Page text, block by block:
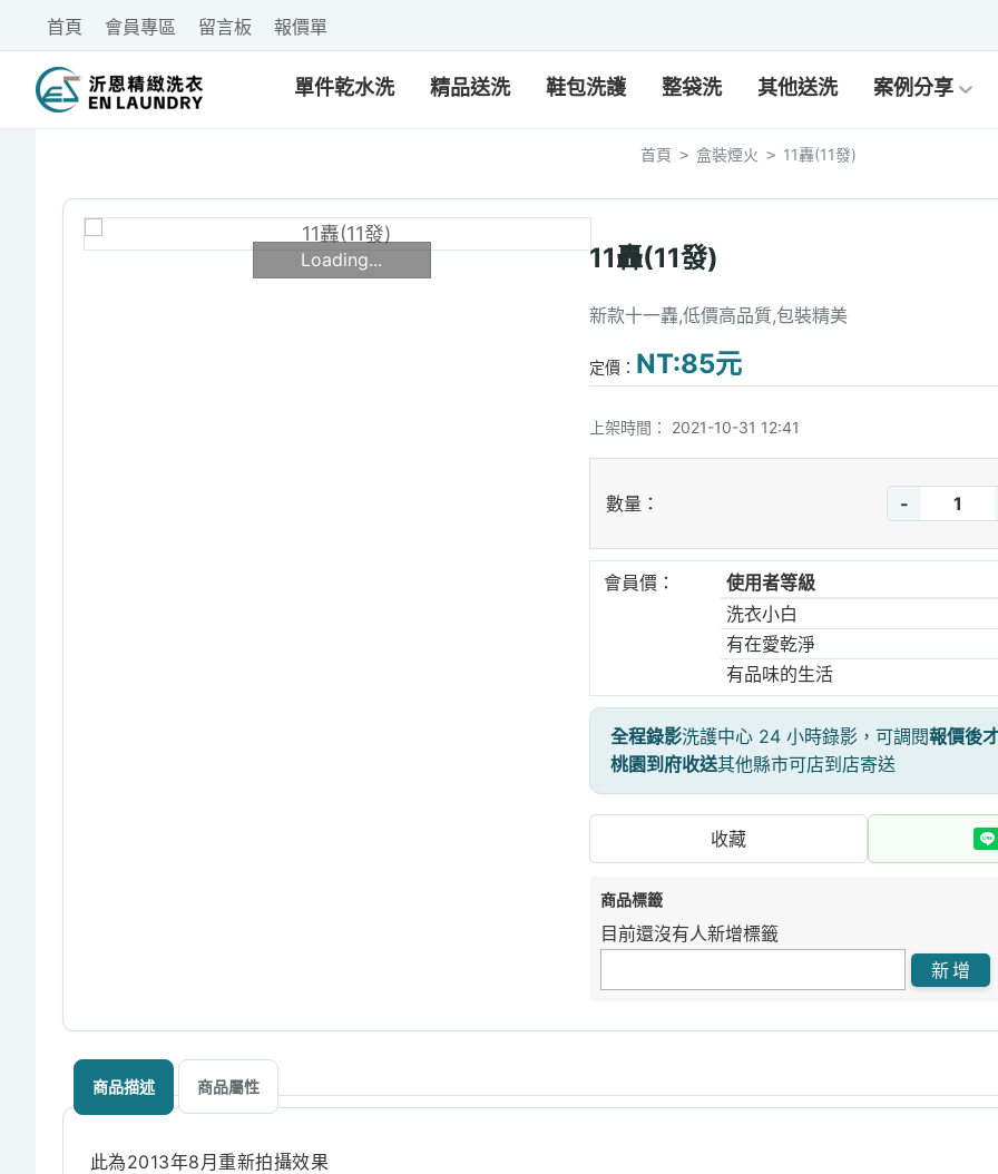
首頁 會員專區 留言板 報價單
單件乾水洗 精品送洗 鞋包洗護 整袋洗 其他送洗 案例分享
首頁 > 盒裝煙火 > 11轟(11發)
11轟(11發)
新款十一轟,低價高品質,包裝精美
定價： NT:85元
上架時間： 2021-10-31 12:41
數量： -
會員價：
使用者等級
洗衣小白
有在愛乾淨
有品味的生活
全程錄影洗護中心 24 小時錄影，可調閱報價後
桃園到府收送其他縣市可店到店寄送
收藏
商品標籤
目前還沒有人新增標籤
Loading...
商品描述 商品屬性
此為2013年8月重新拍攝效果